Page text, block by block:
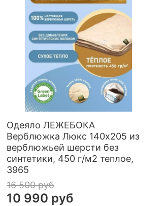
Одеяло ЛЕЖЕБОКА
Верблюжка Люкс 140х205 из
верблюжьей шерсти без
синтетики, 450 г/м2 теплое,
3965
16 500 руб
10 990 руб